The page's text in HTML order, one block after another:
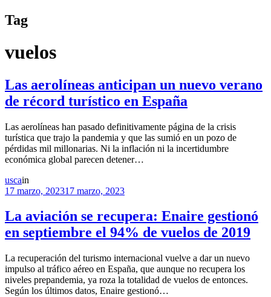
Tag
vuelos
Las aerolíneas anticipan un nuevo verano
de récord turístico en España
Las aerolíneas han pasado definitivamente página de la crisis
turística que trajo la pandemia y que las sumió en un pozo de
pérdidas mil millonarias. Ni la inflación ni la incertidumbre
económica global parecen detener…
uscain
17 marzo, 202317 marzo, 2023
La aviación se recupera: Enaire gestionó
en septiembre el 94% de vuelos de 2019
La recuperación del turismo internacional vuelve a dar un nuevo
impulso al tráfico aéreo en España, que aunque no recupera los
niveles prepandemia, ya roza la totalidad de vuelos de entonces.
Según los últimos datos, Enaire gestionó…